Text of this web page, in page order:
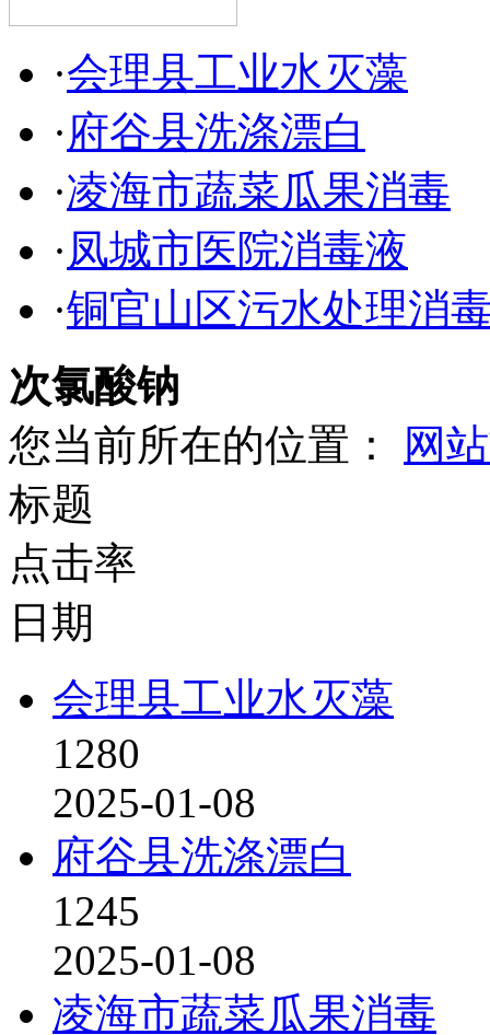
·会理县工业水灭藻
·府谷县洗涤漂白
·凌海市蔬菜瓜果消毒
·凤城市医院消毒液
·铜官山区污水处理消
次氯酸钠
您当前所在的位置：
网
标题
点击率
日期
会理县工业水灭藻
1280
2025-01-08
府谷县洗涤漂白
1245
2025-01-08
凌海市蔬菜瓜果消毒